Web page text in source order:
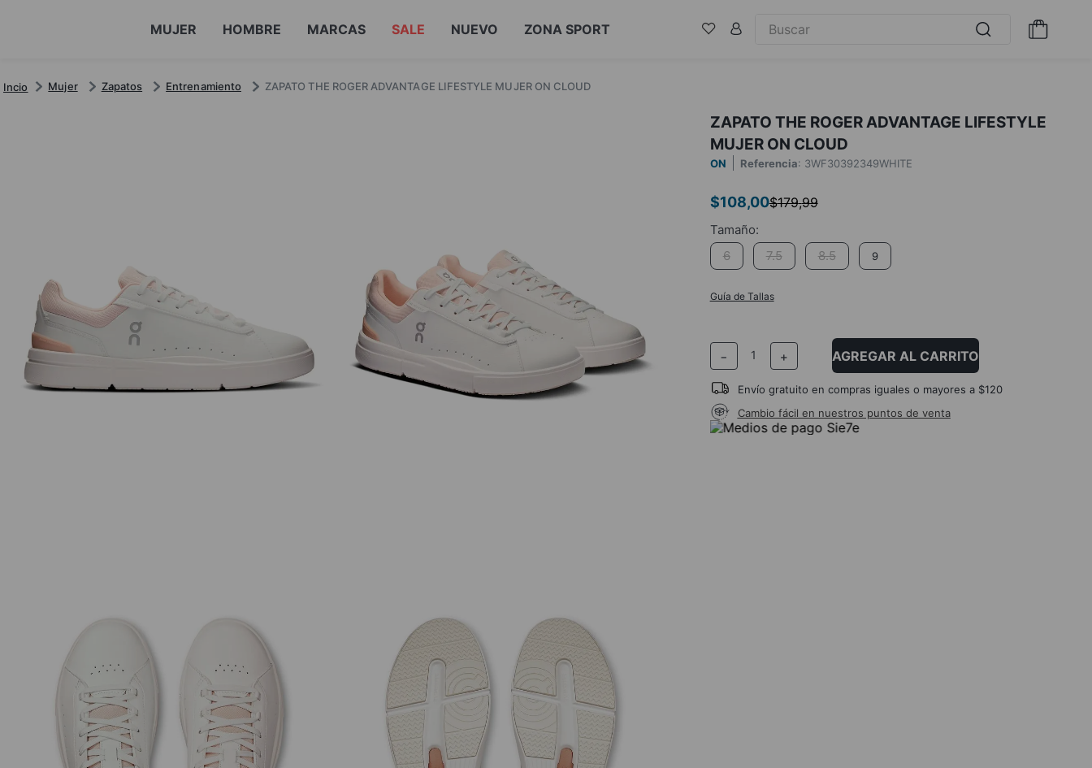
MUJER HOMBRE MARCAS SALE NUEVO ZONA SPORT
Mujer Zapatos Entrenamiento ZAPATO THE ROGER ADVANTAGE LIFESTYLE MUJER ON CLOUD
ZAPATO THE ROGER ADVANTAGE LIFESTYLE
MUJER ON CLOUD
ON Referencia: 3WF30392349WHITE
$108,00$179,99
6 7.5 8.5 9
Guía de Tallas
＋
－ AGREGAR AL CARRITO
Envío gratuito en compras iguales o mayores a $120
Cambio fácil en nuestros puntos de venta